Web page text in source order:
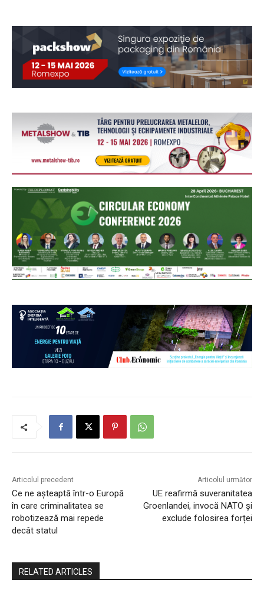
Articolul precedent
Ce ne așteaptă într-o Europă
în care criminalitatea se
robotizează mai repede
decât statul
Articolul următor
UE reafirmă suveranitatea
Groenlandei, invocă NATO și
exclude folosirea forței
RELATED ARTICLES